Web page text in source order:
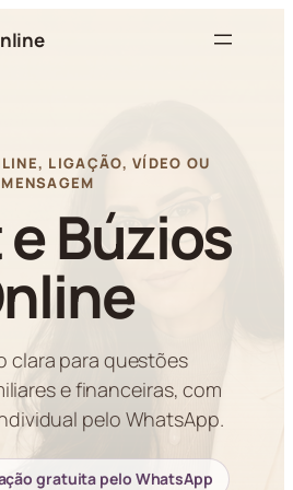
LIGAÇÃO, VÍDEO OU
MENSAGEM
Búzios
clara para questões
e financeiras, com
pelo WhatsApp.
gratuita pelo WhatsApp